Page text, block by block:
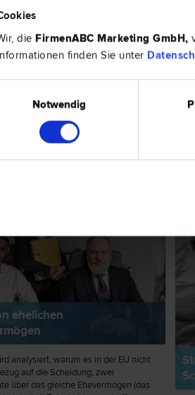
die FirmenABC Marketing GmbH,
finden Sie unter
Notwendig
Mag. Christian KRAS
Scheidungs­recht
& Expertentipps
ehelichen
analysiert, warum es in der EU nicht
auf die Scheidung, zwei
über das gleiche Ehevermögen (das